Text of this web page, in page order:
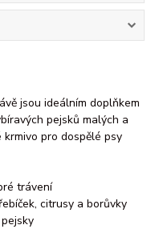
jsou ideálním doplňkem
pejsků malých a
krmivo pro dospělé psy
trávení
citrusy a borůvky